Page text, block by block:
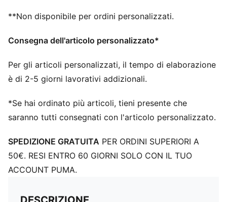
**Non disponibile per ordini personalizzati.
Consegna dell'articolo personalizzato*
Per gli articoli personalizzati, il tempo di elaborazione
è di 2-5 giorni lavorativi addizionali.
*Se hai ordinato più articoli, tieni presente che
saranno tutti consegnati con l'articolo personalizzato.
SPEDIZIONE GRATUITA PER ORDINI SUPERIORI A
50€. RESI ENTRO 60 GIORNI SOLO CON IL TUO
ACCOUNT PUMA.